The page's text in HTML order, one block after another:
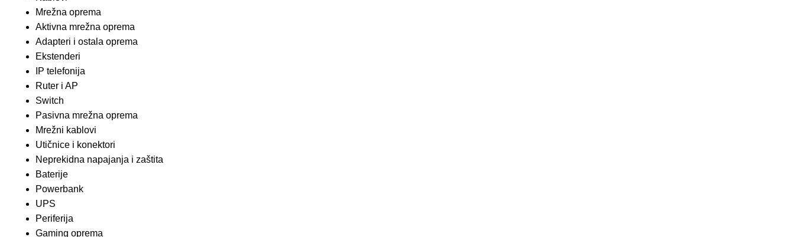
Mrežna oprema
Aktivna mrežna oprema
Adapteri i ostala oprema
Ekstenderi
IP telefonija
Ruter i AP
Switch
Pasivna mrežna oprema
Mrežni kablovi
Utičnice i konektori
Neprekidna napajanja i zaštita
Baterije
Powerbank
UPS
Periferija
Gaming oprema